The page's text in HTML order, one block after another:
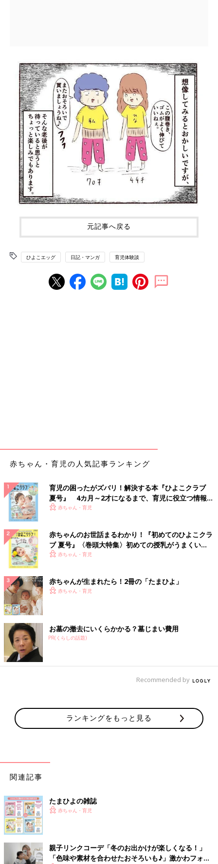
元記事へ戻る
ひよこエッグ 日記・マンガ 育児体験談
赤ちゃん・育児の人気記事ランキング
育児の困ったがズバリ！解決する本『ひよこクラブ
夏号』 4カ月～2才になるまで、育児に役立つ情報が
いっぱい！
赤ちゃん・育児
赤ちゃんのお世話まるわかり！『初めてのひよこクラ
ブ 夏号』〈巻頭大特集〉初めての授乳がうまくい
く！ おっぱい・ミルクの基本と夏のトラブル 解決テ
赤ちゃん・育児
赤ちゃんが生まれたら！2冊の「たまひよ」
赤ちゃん・育児
お墓の撤去にいくらかかる？墓じまい費用
PR(くらしの話題)
Recommended by
ランキングをもっと見る
関連記事
たまひよの雑誌
赤ちゃん・育児
親子リンクコーデ「冬のお出かけが楽しくなる！」
「色味や素材を合わせたおそろいも♪」激かわフォト5